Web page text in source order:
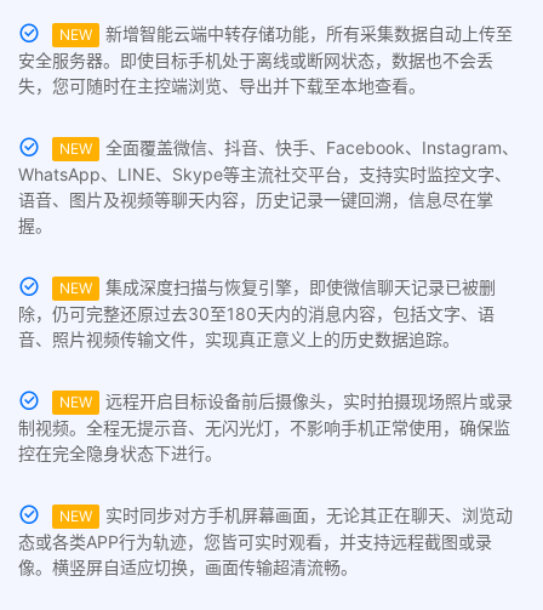
NEW
新增智能云端中转存储功能，所有采集数据自动上传至
安全服务器。即使目标手机处于离线或断网状态，数据也不会丢
失，您可随时在主控端浏览、导出并下载至本地查看。
NEW
全面覆盖微信、抖音、快手、Facebook、Instagram、
WhatsApp、LINE、Skype等主流社交平台，支持实时监控文字、
语音、图片及视频等聊天内容，历史记录一键回溯，信息尽在掌
握。
NEW
集成深度扫描与恢复引擎，即使微信聊天记录已被删
除，仍可完整还原过去30至180天内的消息内容，包括文字、语
音、照片视频传输文件，实现真正意义上的历史数据追踪。
NEW
远程开启目标设备前后摄像头，实时拍摄现场照片或录
制视频。全程无提示音、无闪光灯，不影响手机正常使用，确保监
控在完全隐身状态下进行。
NEW
实时同步对方手机屏幕画面，无论其正在聊天、浏览动
态或各类APP行为轨迹，您皆可实时观看，并支持远程截图或录
像。横竖屏自适应切换，画面传输超清流畅。